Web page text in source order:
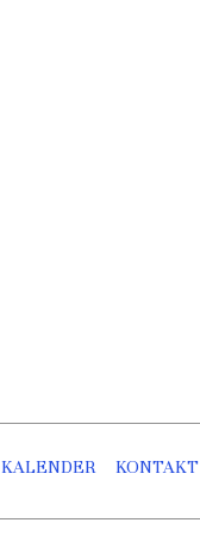
KALENDER KONTAKT